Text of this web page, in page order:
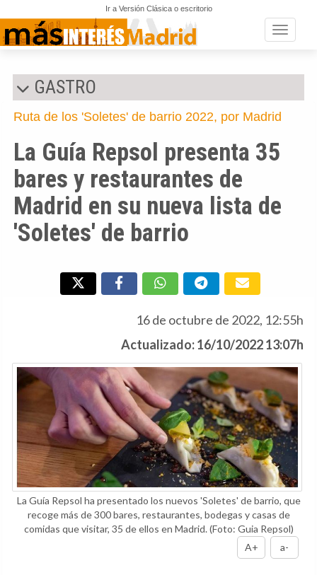
Ir a Versión Clásica o escritorio
Toggle
GASTRO
Ruta de los 'Soletes' de barrio 2022, por Madrid
La Guía Repsol presenta 35
bares y restaurantes de
Madrid en su nueva lista de
'Soletes' de barrio
16 de octubre de 2022, 12:55h
Actualizado: 16/10/2022 13:07h
La Guía Repsol ha presentado los nuevos 'Soletes' de barrio, que
recoge más de 300 bares, restaurantes, bodegas y casas de
comidas que visitar, 35 de ellos en Madrid.(Foto: Guia Repsol)
A+
a-